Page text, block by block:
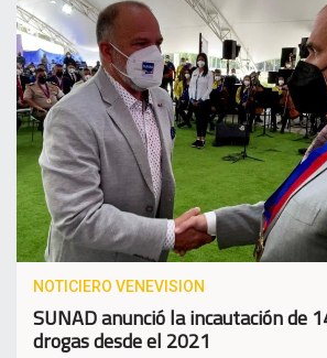
NOTICIERO VENEVISION
SUNAD anunció la incautación de
drogas desde el 2021